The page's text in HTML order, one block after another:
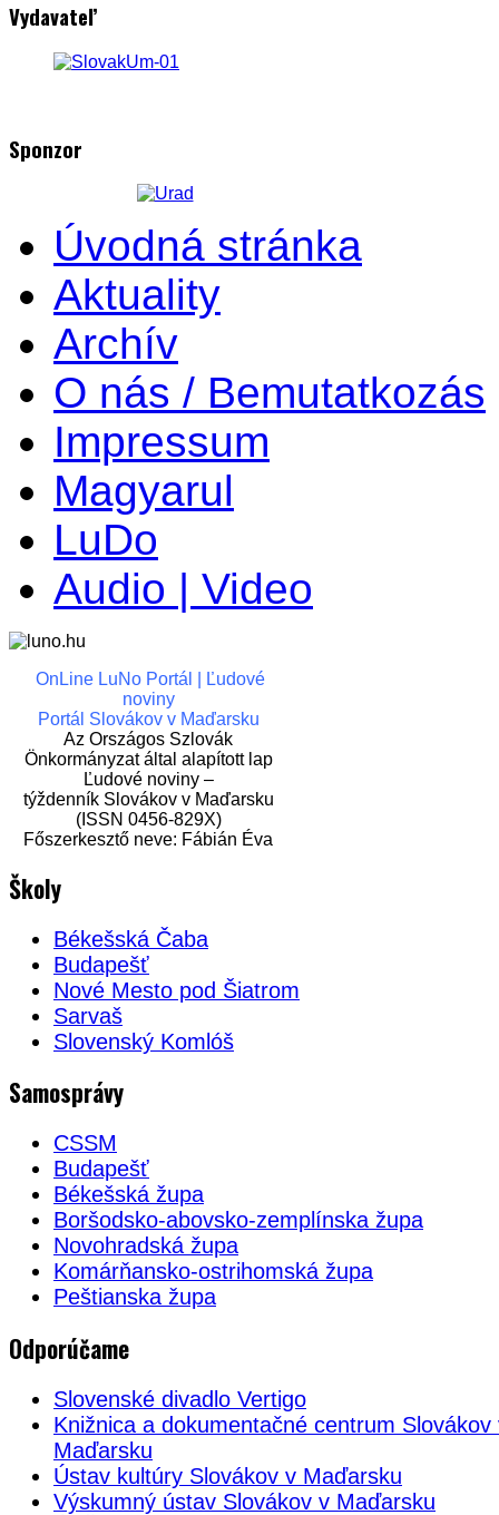
Vydavateľ
Sponzor
Úvodná stránka
Aktuality
Archív
O nás / Bemutatkozás
Impressum
Magyarul
LuDo
Audio | Video
OnLine LuNo Portál | Ľudové
noviny
Portál Slovákov v Maďarsku
Az Országos Szlovák
Önkormányzat által alapított lap
Ľudové noviny –
týždenník Slovákov v Maďarsku
(ISSN 0456-829X)
Főszerkesztő neve: Fábián Éva
Školy
Békešská Čaba
Budapešť
Nové Mesto pod Šiatrom
Sarvaš
Slovenský Komlóš
Samosprávy
CSSM
Budapešť
Békešská župa
Boršodsko-abovsko-zemplínska župa
Novohradská župa
Komárňansko-ostrihomská župa
Peštianska župa
Odporúčame
Slovenské divadlo Vertigo
Knižnica a dokumentačné centrum Slovákov
Maďarsku
Ústav kultúry Slovákov v Maďarsku
Výskumný ústav Slovákov v Maďarsku